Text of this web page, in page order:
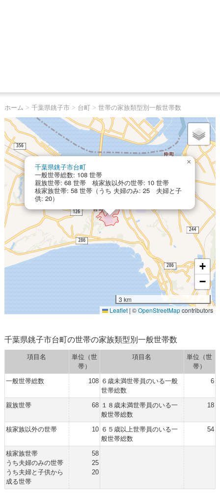
ホーム > 千葉県銚子市> 台町> 世帯の家族類型別一般世帯数
千葉県銚子市台町
一般世帯総数: 108 世帯
親族世帯: 68 世帯 核家族以外の世帯: 10 世帯
核家族世帯: 58 世帯（うち 夫婦のみ: 25 夫婦と子
供: 20）
×
+
−
3 km
Leaflet | ©OpenStreetMapcontributors
千葉県銚子市台町の世帯の家族類型別一般世帯数
項目名
単位（世
帯）
項目名
単位（世
帯）
一般世帯総数
108 ６歳未満世帯員のいる一般
世帯総数
6
親族世帯 68 １８歳未満世帯員のいる一
般世帯総数
18
核家族以外の世帯 10 ６５歳以上世帯員のいる一
般世帯総数
54
核家族世帯
うち夫婦のみの世帯
うち夫婦と子供から
成る世帯
58
25
20